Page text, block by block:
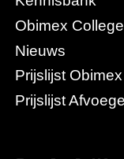
Obimex College
Nieuws
Prijslijst Obimex
Prijslijst